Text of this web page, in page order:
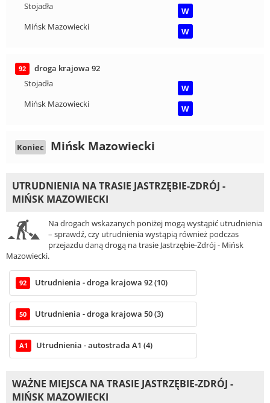
Stojadła
W
Mińsk Mazowiecki
W
92
droga krajowa 92
Stojadła
W
Mińsk Mazowiecki
W
Koniec Mińsk Mazowiecki
UTRUDNIENIA NA TRASIE JASTRZĘBIE-ZDRÓJ -
MIŃSK MAZOWIECKI
Na drogach wskazanych poniżej mogą wystąpić utrudnienia
– sprawdź, czy utrudnienia wystąpią również podczas
przejazdu daną drogą na trasie Jastrzębie-Zdrój - Mińsk
Mazowiecki.
92 Utrudnienia - droga krajowa 92 (10)
50 Utrudnienia - droga krajowa 50 (3)
A1 Utrudnienia - autostrada A1 (4)
WAŻNE MIEJSCA NA TRASIE JASTRZĘBIE-ZDRÓJ -
MIŃSK MAZOWIECKI